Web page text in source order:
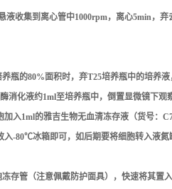
液收集到离心管中1000rpm，离心5min，
瓶的80%面积时，弃T25培养瓶中的培养液
消化液约1ml至培养瓶中，倒置显微镜下
入1ml的雅吉生物无血清冻存液（货号：
入-80℃冰箱即可，如后期要将细胞转入液
存管（注意佩戴防护面具），快速将其置